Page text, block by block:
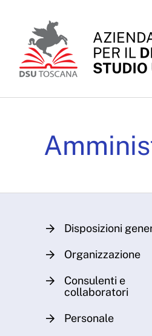
Disposizioni
Organizzazione
Consulenti e
collaboratori
Personale